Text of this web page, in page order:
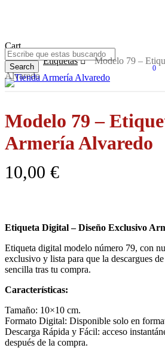
content
Search
Close
Search
0
CartClose
Cart
Inicio Etiquetas
Modelo 79 –
Alvaredo
Modelo 79 –
Armería Alvaredo
10,00 €
Etiqueta Digital – Diseño Exclusivo
Etiqueta digital modelo número 79, con
exclusivo y lista para que la descargues
sencilla tras tu compra.
Características:
Tamaño: 10×10 cm.
Formato Digital: Disponible solo en
Descarga Rápida y Fácil: acceso
después de la compra.